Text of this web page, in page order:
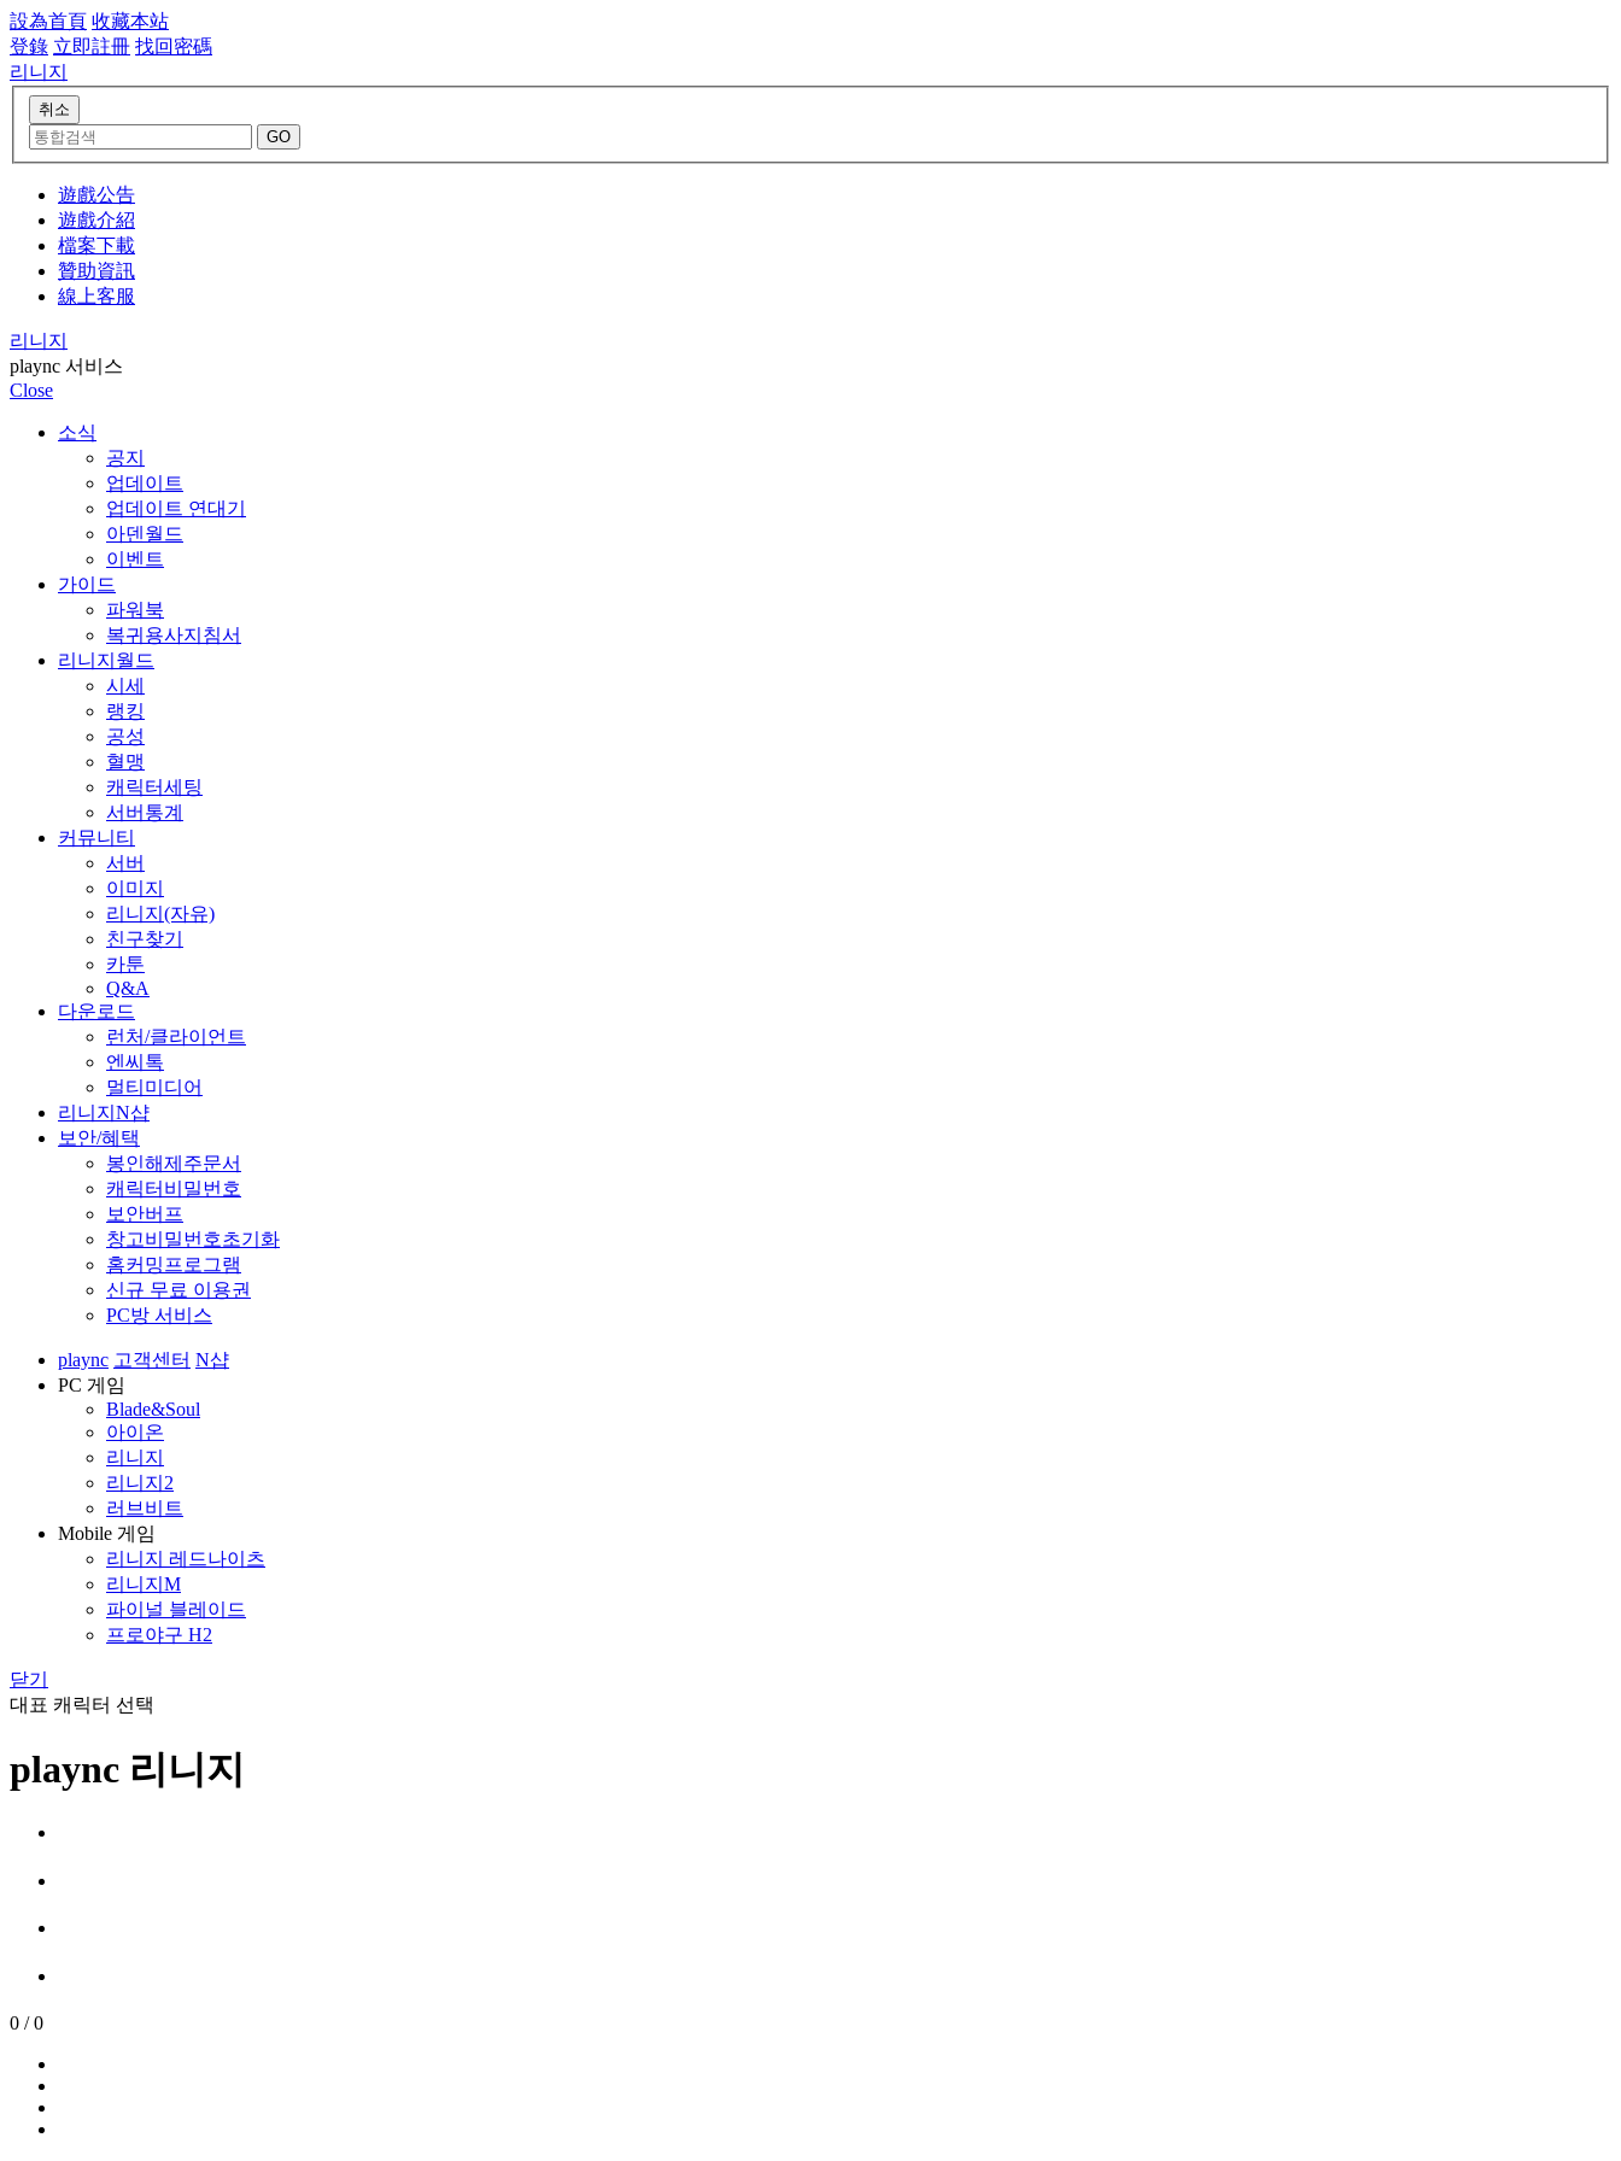
設為首頁 收藏本站
登錄 立即註冊 找回密碼
리니지
遊戲公告
遊戲介紹
檔案下載
贊助資訊
線上客服
리니지
plaync 서비스
Close
소식
공지
업데이트
업데이트 연대기
아덴월드
이벤트
가이드
파워북
복귀용사지침서
리니지월드
시세
랭킹
공성
혈맹
캐릭터세팅
서버통계
커뮤니티
서버
이미지
리니지(자유)
친구찾기
카툰
Q&A
다운로드
런처/클라이언트
엔씨톡
멀티미디어
리니지N샵
보안/혜택
봉인해제주문서
캐릭터비밀번호
보안버프
창고비밀번호초기화
홈커밍프로그램
신규 무료 이용권
PC방 서비스
plaync 고객센터 N샵
PC 게임
Blade&Soul
아이온
리니지
리니지2
러브비트
Mobile 게임
리니지 레드나이츠
리니지M
파이널 블레이드
프로야구 H2
닫기
대표 캐릭터 선택
plaync 리니지
0 / 0